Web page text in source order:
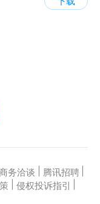
务洽谈 腾讯招聘
侵权投诉指引